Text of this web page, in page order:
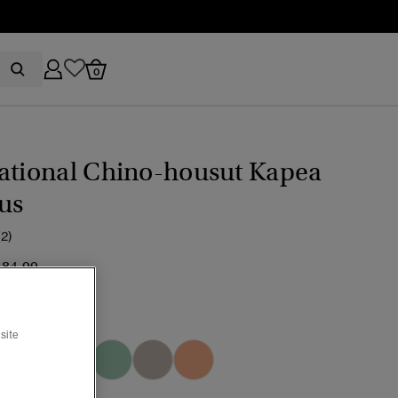
0
Chino-housut Kapea
alennettu hinnasta
hintaan